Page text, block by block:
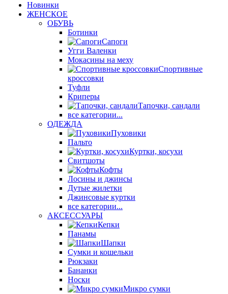
Новинки
ЖЕНСКОЕ
ОБУВЬ
Ботинки
Сапоги
Угги Валенки
Мокасины на меху
Спортивные
кроссовки
Туфли
Криперы
Тапочки, сандали
все категории...
ОДЕЖДА
Пуховики
Пальто
Куртки, косухи
Свитшоты
Кофты
Лосины и джинсы
Дутые жилетки
Джинсовые куртки
все категории...
АКСЕССУАРЫ
Кепки
Панамы
Шапки
Сумки и кошельки
Рюкзаки
Бананки
Носки
Микро сумки